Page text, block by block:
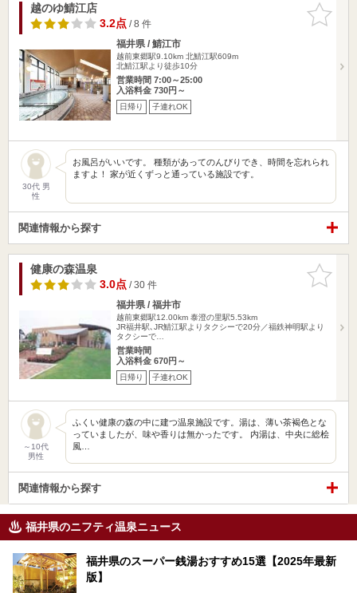
お気に入
りに追加
越のゆ鯖江店
3.2点/ 8 件
福井県 / 鯖江市
越前東郷駅9.10km 北鯖江駅609m
北鯖江駅より徒歩10分
営業時間 7:00～25:00
入浴料金 730円～
日帰り 子連れOK
30代 男
性
お風呂がいいです。 種類があってのんびりでき、時間を忘れられ
ますよ！ 家が近くずっと通っている施設です。
関連情報から探す
お気に入
りに追加
健康の森温泉
3.0点/ 30 件
福井県 / 福井市
越前東郷駅12.00km 泰澄の里駅5.53km
JR福井駅､JR鯖江駅よりタクシーで20分／福鉄神明駅より
タクシーで…
営業時間
入浴料金 670円～
日帰り 子連れOK
～10代
男性
ふくい健康の森の中に建つ温泉施設です。湯は、薄い茶褐色とな
っていましたが、味や香りは無かったです。 内湯は、中央に総桧
風…
関連情報から探す
福井県のニフティ温泉ニュース
福井県のスーパー銭湯おすすめ15選【2025年最新
版】